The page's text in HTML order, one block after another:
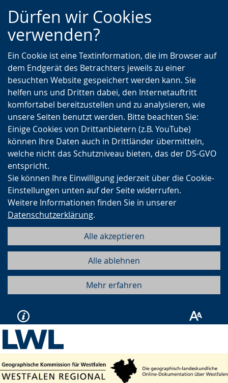
Zur
Hauptnavigation
Zur
Seitennavigation
Zum
Inhalt
Dürfen wir Cookies
verwenden?
Ein Cookie ist eine Textinformation, die im Browser auf
dem Endgerät des Betrachters jeweils zu einer
besuchten Website gespeichert werden kann. Sie
helfen uns und Dritten dabei, den Internetauftritt
komfortabel bereitzustellen und zu analysieren, wie
unsere Seiten benutzt werden. Bitte beachten Sie:
Einige Cookies von Drittanbietern (z.B. YouTube)
können Ihre Daten auch in Drittländer übermitteln,
welche nicht das Schutzniveau bieten, das der DS-GVO
entspricht.
Sie können Ihre Einwilligung jederzeit über die Cookie-
Einstellungen unten auf der Seite widerrufen.
Weitere Informationen finden Sie in unserer
Datenschutzerklärung.
Alle akzeptieren
Alle ablehnen
Mehr erfahren